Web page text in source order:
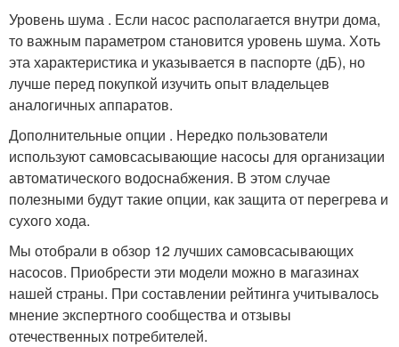
Уровень шума . Если насос располагается внутри дома,
то важным параметром становится уровень шума. Хоть
эта характеристика и указывается в паспорте (дБ), но
лучше перед покупкой изучить опыт владельцев
аналогичных аппаратов.
Дополнительные опции . Нередко пользователи
используют самовсасывающие насосы для организации
автоматического водоснабжения. В этом случае
полезными будут такие опции, как защита от перегрева и
сухого хода.
Мы отобрали в обзор 12 лучших самовсасывающих
насосов. Приобрести эти модели можно в магазинах
нашей страны. При составлении рейтинга учитывалось
мнение экспертного сообщества и отзывы
отечественных потребителей.